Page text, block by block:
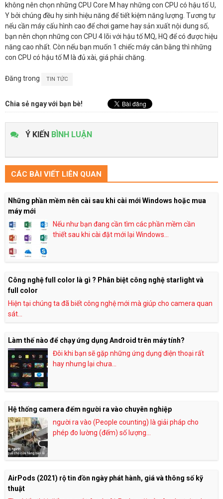
không nên chọn những CPU Core M hay những con CPU có hậu tố U,
Y bởi chúng đều hy sinh hiệu năng để tiết kiệm năng lượng. Tương tự
nếu cần máy cấu hình cao để chơi game hay sản xuất nội dung số,
bạn nên chọn những con CPU 4 lõi với hậu tố MQ, HQ để có được hiệu
năng cao nhất. Còn nếu bạn muốn 1 chiếc máy cân bằng thì những
con CPU có hậu tố M là đủ xài, giá phải chăng.
Đăng trong TIN TỨC
Chia sẻ ngay với bạn bè!
Ý KIẾN BÌNH LUẬN
CÁC BÀI VIẾT LIÊN QUAN
Những phần mềm nên cài sau khi cài mới Windows hoặc mua
máy mới
Nếu như bạn đang cần tìm các phần mềm cần
thiết sau khi cài đặt mới lại Windows...
Công nghệ full color là gì ? Phân biệt công nghệ starlight và
full color
Hiện tại chúng ta đã biết công nghệ mới mà giúp cho camera quan
sát...
Làm thế nào để chạy ứng dụng Android trên máy tính?
Đôi khi bạn sẽ gặp những ứng dụng điện thoại rất
hay nhưng lại chưa...
Hệ thống camera đếm người ra vào chuyên nghiệp
người ra vào (People counting) là giải pháp cho
phép đo lường (đếm) số lượng...
AirPods (2021) rộ tin đồn ngày phát hành, giá và thông số kỹ
thuật